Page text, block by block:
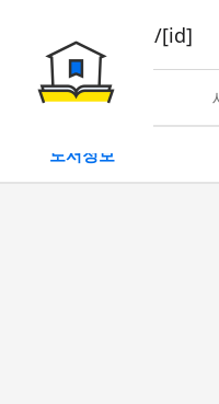
book/rent/[id]
대여
도서정보